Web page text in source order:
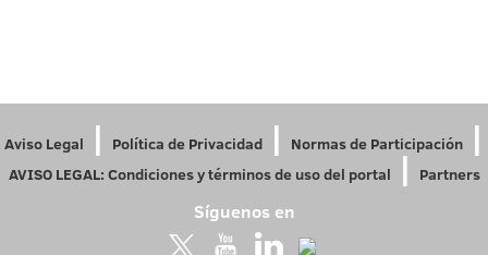
Aviso Legal | Política de Privacidad | Normas de Participación |
AVISO LEGAL: Condiciones y términos de uso del portal |Partners
Síguenos en